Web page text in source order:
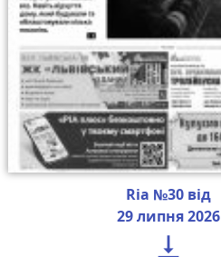
Ria №30 від
29 липня 2026
